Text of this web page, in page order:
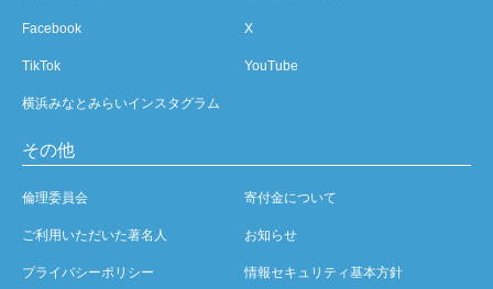
Facebook X
TikTok YouTube
横浜みなとみらいインスタグラム
その他
倫理委員会 寄付金について
ご利用いただいた著名人 お知らせ
プライバシーポリシー 情報セキュリティ基本方針